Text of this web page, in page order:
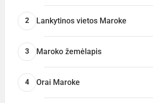
2 Lankytinos vietos Maroke
3 Maroko žemėlapis
4 Orai Maroke